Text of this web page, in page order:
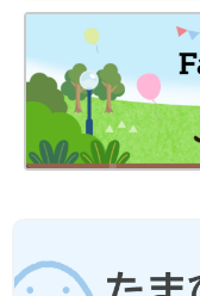
●記事内の価格はすべ
●記事内容でご紹介し
があります。あらかじ
●記事の内容は記載当
ます。